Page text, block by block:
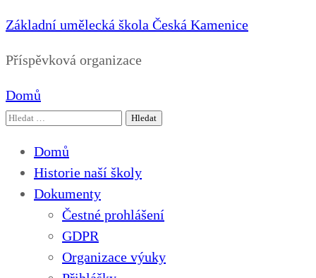
Základní umělecká škola Česká Kamenice
Příspěvková organizace
Domů
Vyhledávání
Domů
Historie naší školy
Dokumenty
Čestné prohlášení
GDPR
Organizace výuky